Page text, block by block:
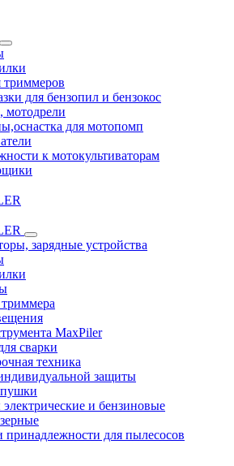
для бензопил и бензокос
мотодрели
для мотопомп
к мотокультиваторам
зарядные устройства
MaxPiler
сварки
техника
защиты
и бензиновые
для пылесосов